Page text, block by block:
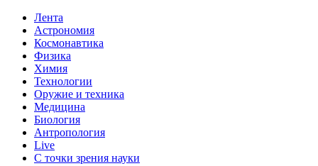
Лента
Астрономия
Космонавтика
Физика
Химия
Технологии
Оружие и техника
Медицина
Биология
Антропология
Live
С точки зрения науки